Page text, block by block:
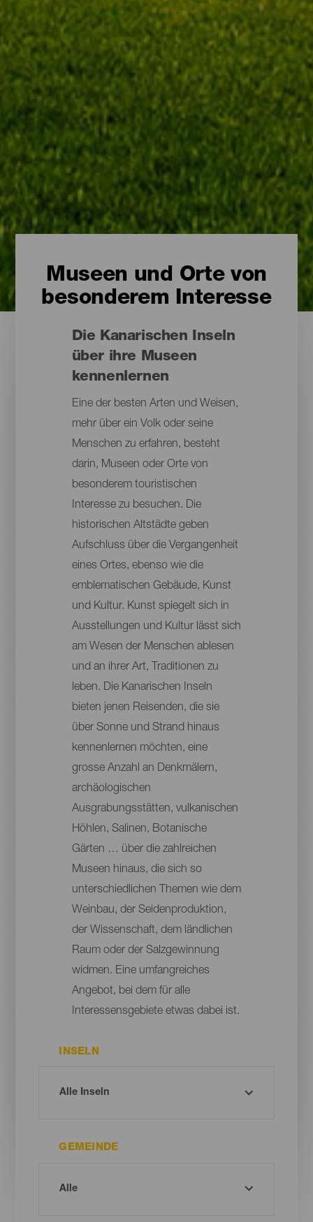
Museen und Orte von
besonderem Interesse
Die Kanarischen Inseln
über ihre Museen
kennenlernen
Eine der besten Arten und Weisen,
mehr über ein Volk oder seine
Menschen zu erfahren, besteht
darin, Museen oder Orte von
besonderem touristischen
Interesse zu besuchen. Die
historischen Altstädte geben
Aufschluss über die Vergangenheit
eines Ortes, ebenso wie die
emblematischen Gebäude, Kunst
und Kultur. Kunst spiegelt sich in
Ausstellungen und Kultur lässt sich
am Wesen der Menschen ablesen
und an ihrer Art, Traditionen zu
leben. Die Kanarischen Inseln
bieten jenen Reisenden, die sie
über Sonne und Strand hinaus
kennenlernen möchten, eine
grosse Anzahl an Denkmälern,
archäologischen
Ausgrabungsstätten, vulkanischen
Höhlen, Salinen, Botanische
Gärten … über die zahlreichen
Museen hinaus, die sich so
unterschiedlichen Themen wie dem
Weinbau, der Seidenproduktion,
der Wissenschaft, dem ländlichen
Raum oder der Salzgewinnung
widmen. Eine umfangreiches
Angebot, bei dem für alle
Interessensgebiete etwas dabei ist.
INSELN
GEMEINDE